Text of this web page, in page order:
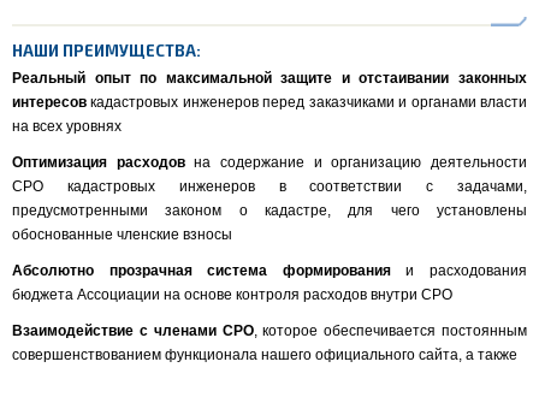
НАШИ ПРЕИМУЩЕСТВА:
Реальный опыт по максимальной защите и отстаивании законных
интересов кадастровых инженеров перед заказчиками и органами власти
на всех уровнях
Оптимизация расходовна содержание и организацию деятельности
СРО кадастровых инженеров в соответствии с задачами,
предусмотренными законом о кадастре, для чего установлены
обоснованные членские взносы
Абсолютно прозрачная система формированияи расходования
бюджета Ассоциации на основе контроля расходов внутри СРО
Взаимодействие с членами СРО, которое обеспечивается постоянным
совершенствованием функционала нашего официального сайта, а также